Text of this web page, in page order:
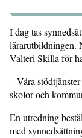
I dag tas
lärarutbildningen.
Valteri Skilla för
– Våra
skolor och
En utredning
med